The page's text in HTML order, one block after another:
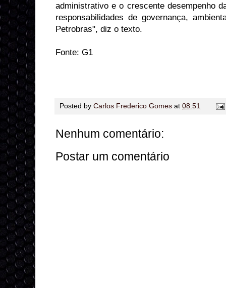
administrativo e o crescente desempenho
responsabilidades de governança,
Petrobras", diz o texto.
Fonte: G1
Posted by Carlos Frederico Gomes at 08:51
Nenhum comentário:
Postar um comentário